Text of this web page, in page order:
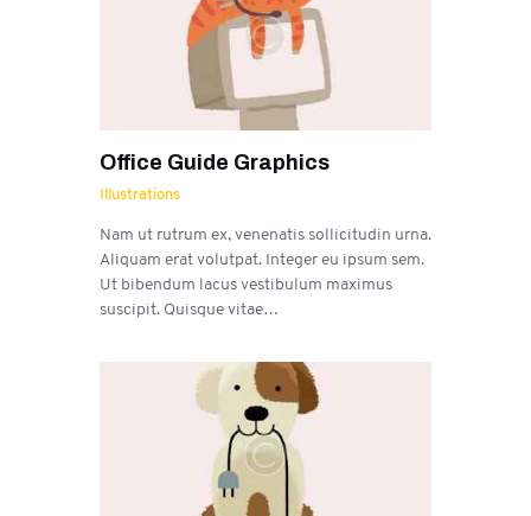
Office Guide Graphics
Illustrations
Nam ut rutrum ex, venenatis sollicitudin urna.
Aliquam erat volutpat. Integer eu ipsum sem.
Ut bibendum lacus vestibulum maximus
suscipit. Quisque vitae…